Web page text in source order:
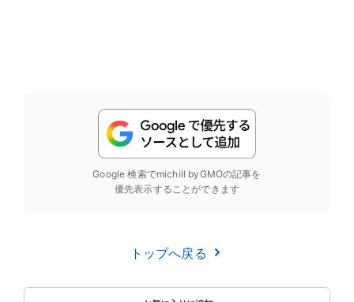
Google 検索でmichill byGMOの記事を
優先表示することができます
トップへ戻る